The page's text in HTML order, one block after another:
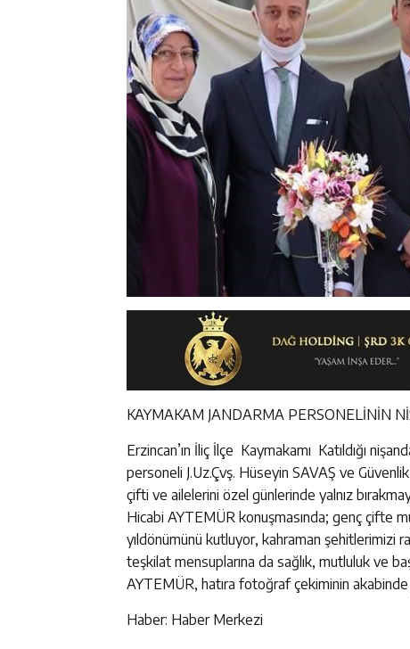
KAYMAKAM JANDARMA PERSONELİNİN
Erzincan’ın İliç İlçe Kaymakamı Katıldığı
personeli J.Uz.Çvş. Hüseyin SAVAŞ ve
çifti ve ailelerini özel günlerinde yalnız
Hicabi AYTEMÜR konuşmasında; genç çifte
yıldönümünü kutluyor, kahraman şehitlerimizi
teşkilat mensuplarına da sağlık, mutluluk ve
AYTEMÜR, hatıra fotoğraf çekiminin
Haber: Haber Merkezi